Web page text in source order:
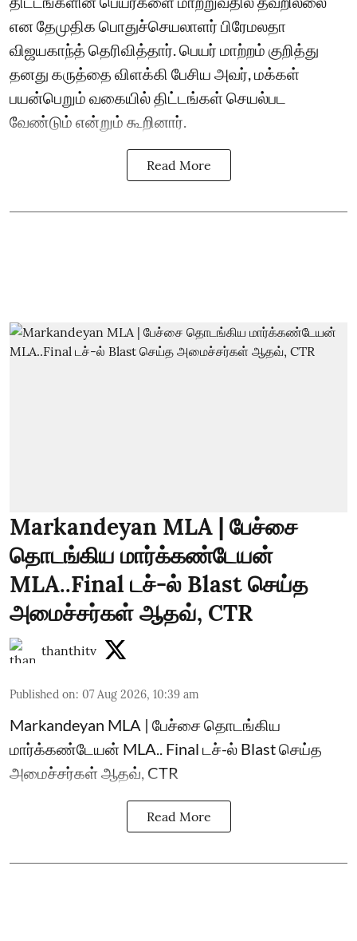
என தேமுதிக பொதுச்செயலாளர் பிரேமலதா
விஜயகாந்த் தெரிவித்தார். பெயர் மாற்றம் குறித்து
தனது கருத்தை விளக்கி பேசிய அவர், மக்கள்
பயன்பெறும் வகையில் திட்டங்கள் செயல்பட
வேண்டும் என்றும் கூறினார்.
Read More
Markandeyan MLA | பேச்சை
தொடங்கிய மார்க்கண்டேயன்
MLA..Final டச்-ல் Blast செய்த
அமைச்சர்கள் ஆதவ், CTR
thanthitv
Published on: 07 Aug 2026, 10:39 am
Markandeyan MLA | பேச்சை தொடங்கிய
மார்க்கண்டேயன் MLA.. Final டச்-ல் Blast செய்த
அமைச்சர்கள் ஆதவ், CTR
Read More